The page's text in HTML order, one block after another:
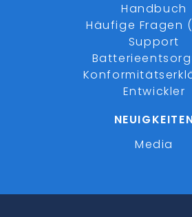
Handbuch
Häufige Fragen
Support
Entwickler
Media